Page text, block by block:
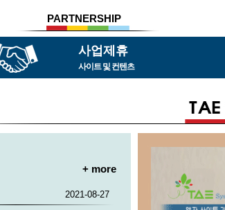
PARTNERSHIP
사업제휴
사이트 및 컨텐츠
+ more
2021-08-27